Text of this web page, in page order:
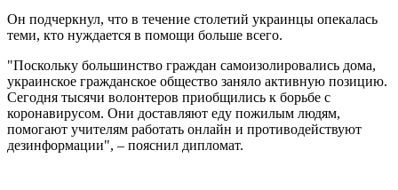
Он подчеркнул, что в течение столетий украинцы опекалась
теми, кто нуждается в помощи больше всего.
"Поскольку большинство граждан самоизолировались дома,
украинское гражданское общество заняло активную позицию.
Сегодня тысячи волонтеров приобщились к борьбе с
коронавирусом. Они доставляют еду пожилым людям,
помогают учителям работать онлайн и противодействуют
дезинформации", – пояснил дипломат.